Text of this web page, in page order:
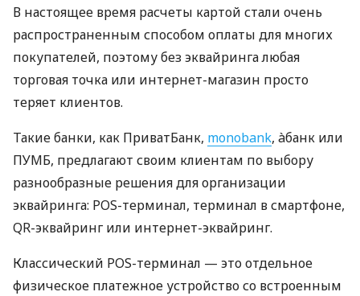
В настоящее время расчеты картой стали очень
распространенным способом оплаты для многих
покупателей, поэтому без эквайринга любая
торговая точка или интернет-магазин просто
теряет клиентов.
Такие банки, как ПриватБанк, monobank, àбанк или
ПУМБ, предлагают своим клиентам по выбору
разнообразные решения для организации
эквайринга: POS-терминал, терминал в смартфоне,
QR-эквайринг или интернет-эквайринг.
Классический POS-терминал — это отдельное
физическое платежное устройство со встроенным